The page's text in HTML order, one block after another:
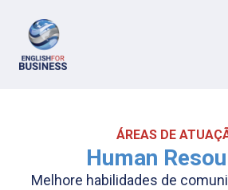
ÁREAS DE
Human
Melhore habilidades de